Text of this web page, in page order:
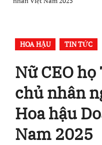
HOA HẬU TIN TỨC
Nữ CEO
chủ nhân
Hoa hậu
Nam 2025